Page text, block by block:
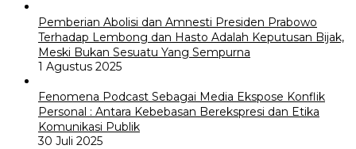
Pemberian Abolisi dan Amnesti Presiden Prabowo
Terhadap Lembong dan Hasto Adalah Keputusan Bijak,
Meski Bukan Sesuatu Yang Sempurna
1 Agustus 2025
Fenomena Podcast Sebagai Media Ekspose Konflik
Personal : Antara Kebebasan Berekspresi dan Etika
Komunikasi Publik
30 Juli 2025